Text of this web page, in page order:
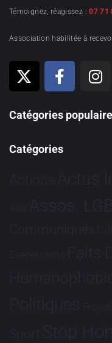
Témoignez, réagissez :07 71
Association habilitée à
Catégories
Catégories
Actions Actus
Asie Assos.
Communiqués
Evénements Faits
Politiques Projets
Sport Stop